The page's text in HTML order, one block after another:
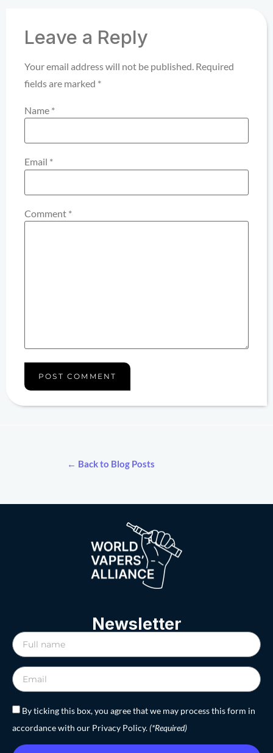
Leave a Reply
Your email address will not be published. Required
fields are marked *
Name *
Email *
Comment *
← Back to Blog Posts
Newsletter
By ticking this box, you agree that we may process this form in
accordance with our Privacy Policy.(*Required)